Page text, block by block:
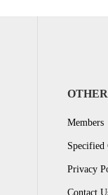
OTHER
Members
Specified
Privacy
Contact